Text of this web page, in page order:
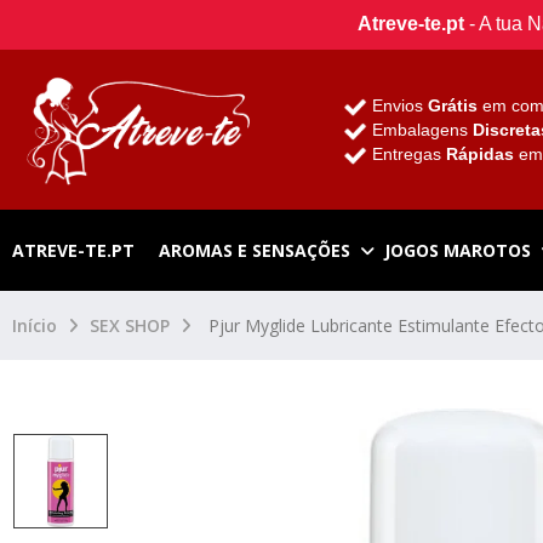
Atreve-te.pt- A tua
Envios Grátis em
Embalagens
Entregas Rápidas em
ATREVE-TE.PT AROMAS E SENSAÇÕES JOGOS MAROTOS
Início SEX SHOP Pjur Myglide Lubricante Estimulante